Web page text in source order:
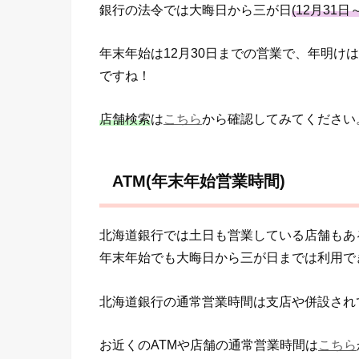
銀行の法令では大晦日から三が日(12月31日
年末年始は12月30日までの営業で、年明け
ですね！
店舗検索はこちらから確認してみてください
ATM(年末年始営業時間)
北海道銀行では土日も営業している店舗もあ
年末年始でも大晦日から三が日までは利用
北海道銀行の通常営業時間は支店や併設さ
お近くのATMや店舗の通常営業時間はこちら